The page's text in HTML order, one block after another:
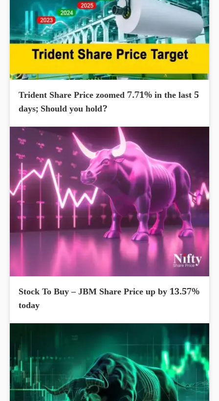
Trident Share Price zoomed 7.71% in the last 5
days; Should you hold?
Stock To Buy – JBM Share Price up by 13.57%
today